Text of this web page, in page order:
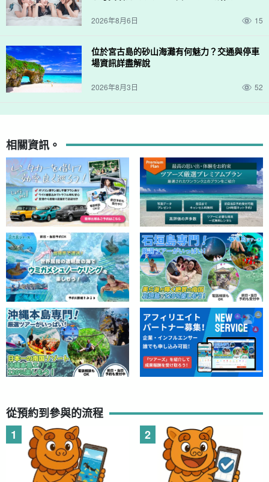
2026年8月6日 15
位於宮古島的砂山海灘有何魅力？交通與停車
場資訊詳盡解說
2026年8月3日 52
相關資訊。
從預約到參與的流程